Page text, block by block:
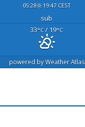
05:28 19:47 CEST
sub
33°C / 19°C
powered byWeather Atlas